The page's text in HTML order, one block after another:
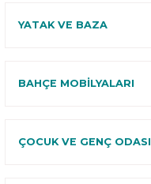
YATAK VE BAZA
BAHÇE MOBİLYALARI
ÇOCUK VE GENÇ ODASI